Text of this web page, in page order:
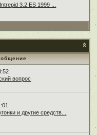
3.2 ES 1999 ...
вопрос
и другие средств...